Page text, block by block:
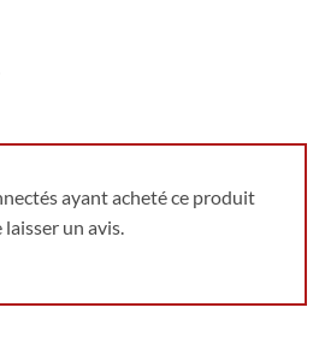
ayant acheté ce produit
un avis.